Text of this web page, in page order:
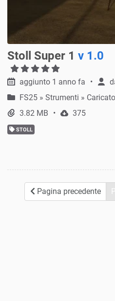
Stoll Super 1 v 1.0
aggiunto 1 anno fa
FS25 » Strumenti »
3.82 MB
375
STOLL
Pagina precedente